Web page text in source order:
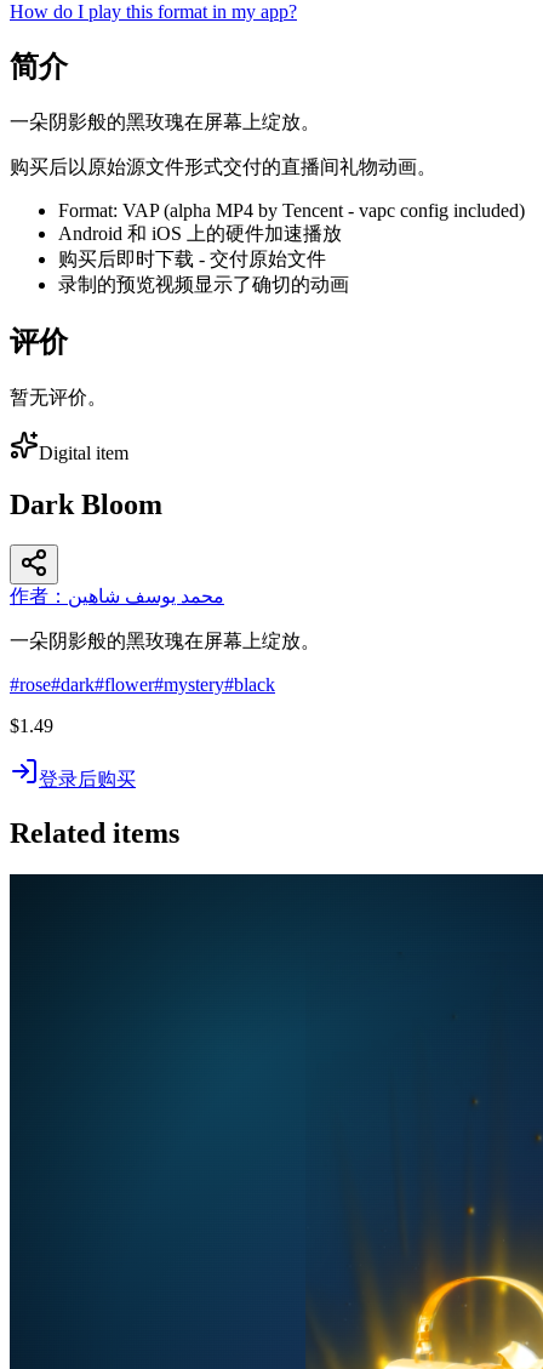
How do I play this format in my app?
简介
一朵阴影般的黑玫瑰在屏幕上绽放。
购买后以原始源文件形式交付的直播间礼物动画。
Format: VAP (alpha MP4 by Tencent - vapc config included)
Android 和 iOS 上的硬件加速播放
购买后即时下载 - 交付原始文件
录制的预览视频显示了确切的动画
评价
暂无评价。
Digital item
Dark Bloom
作者：محمد يوسف شاهين
一朵阴影般的黑玫瑰在屏幕上绽放。
#rose#dark#flower#mystery#black
$1.49
登录后购买
Related items